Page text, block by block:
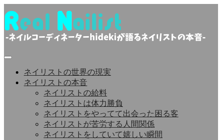
ン
テ
ン
へ
ネイリストの世界の現実
ネイリストの本音
ネイリストの給料
ネイリストは体力勝負
ネイリストをやってて出会った困る客
ネイリストが苦労する人間関係
ネイリストをしていて嬉しい瞬間